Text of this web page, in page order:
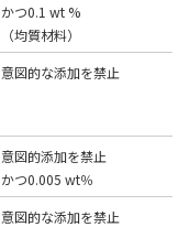
かつ0.1 wt %
（均質材料）
意図的な添加を禁止
意図的添加を禁止
かつ0.005 wt％
意図的な添加を禁止